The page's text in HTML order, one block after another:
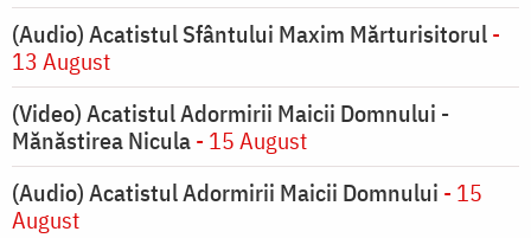
(Audio) Acatistul Sfântului Maxim Mărturisitorul-
13 August
(Video) Acatistul Adormirii Maicii Domnului -
Mănăstirea Nicula- 15 August
(Audio) Acatistul Adormirii Maicii Domnului - 15
August